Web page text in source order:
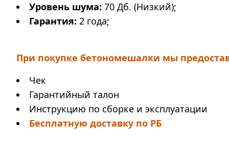
Уровень шума: 70 Дб. (Низкий);
Гарантия: 2 года;
При покупке бетономешалки мы
Чек
Гарантийный талон
Инструкцию по сборке и эксплуатации
Бесплатную доставку по РБ